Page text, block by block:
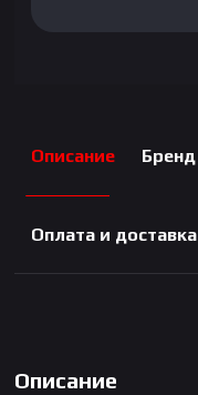
Описание Бренд
Оплата и доставка
Описание